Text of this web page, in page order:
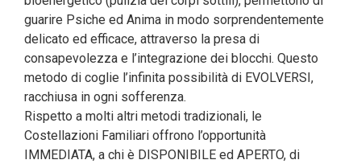
guarire Psiche ed Anima in modo sorprendentemente
delicato ed efficace, attraverso la presa di
consapevolezza e l’integrazione dei blocchi. Questo
metodo di coglie l’infinita possibilità di EVOLVERSI,
racchiusa in ogni sofferenza.
Rispetto a molti altri metodi tradizionali, le
Costellazioni Familiari offrono l’opportunità
IMMEDIATA, a chi è DISPONIBILE ed APERTO, di